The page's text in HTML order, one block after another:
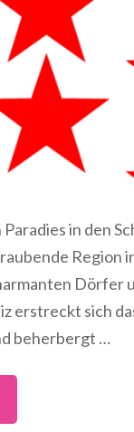
in den
Region
Dörfer
erstreckt sich
beherbergt …